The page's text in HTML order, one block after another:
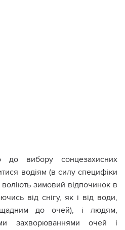
до вибору сонцезахисних
водіям (в силу специфіки
зимовий відпочинок в
від снігу, як і від води,
до очей), і людям,
захворюваннями очей і